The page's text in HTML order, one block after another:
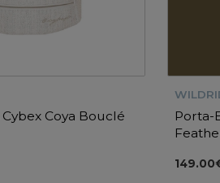
Coya Bouclé
Porta-